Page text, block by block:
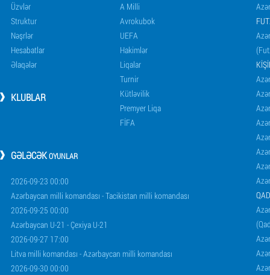
Üzvlər
Struktur
Nəşrlər
Hesabatlar
Əlaqələr
KLUBLAR
A Milli
Avrokubok
UEFA
Hakimlər
Liqalar
Turnir
Kütləvilik
Premyer Liqa
FİFA
GƏLƏCƏKOYUNLAR
2026-09-23 00:00
Azərbaycan milli komandası - Tacikistan milli komandası
2026-09-25 00:00
Azərbaycan U-21 - Çexiya U-21
2026-09-27 17:00
Litva milli komandası - Azərbaycan milli komandası
2026-09-30 00:00